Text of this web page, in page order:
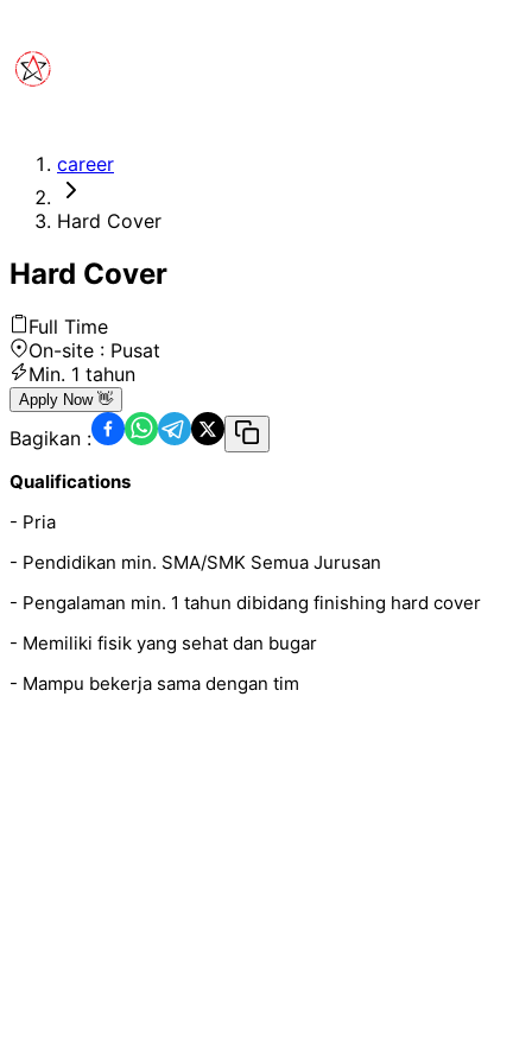
career
Hard Cover
Hard Cover
Full Time
On-site : Pusat
Min. 1 tahun
Apply Now 👋
Bagikan :
Qualifications
- Pria
- Pendidikan min. SMA/SMK Semua Jurusan
- Pengalaman min. 1 tahun dibidang finishing hard cover
- Memiliki fisik yang sehat dan bugar
- Mampu bekerja sama dengan tim